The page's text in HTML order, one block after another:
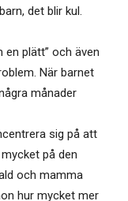
det blir kul.
en plätt” och även
När barnet
månader
sig på att
på den
och mamma
hur mycket mer